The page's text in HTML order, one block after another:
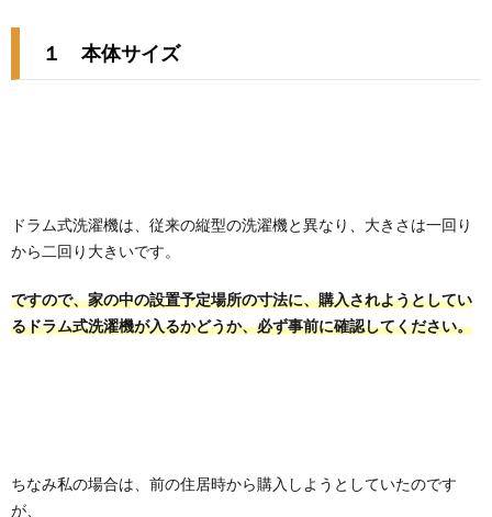
１ 本体サイズ
ドラム式洗濯機は、従来の縦型の洗濯機と異なり、大きさは一回り
から二回り大きいです。
ですので、家の中の設置予定場所の寸法に、購入されようとしてい
るドラム式洗濯機が入るかどうか、必ず事前に確認してください。
ちなみ私の場合は、前の住居時から購入しようとしていたのです
が、